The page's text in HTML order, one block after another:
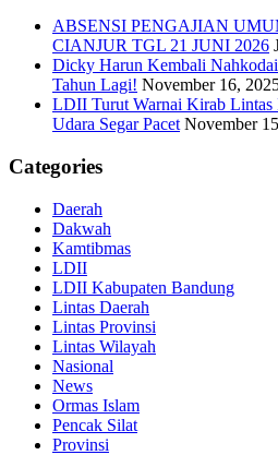
ABSENSI PENGAJIAN
CIANJUR TGL 21 JUNI 2026
Dicky Harun Kembali
Tahun Lagi! November 16,
LDII Turut Warnai Kirab Lintas
Udara Segar Pacet November
Categories
Daerah
Dakwah
Kamtibmas
LDII
LDII Kabupaten Bandung
Lintas Daerah
Lintas Provinsi
Lintas Wilayah
Nasional
News
Ormas Islam
Pencak Silat
Provinsi